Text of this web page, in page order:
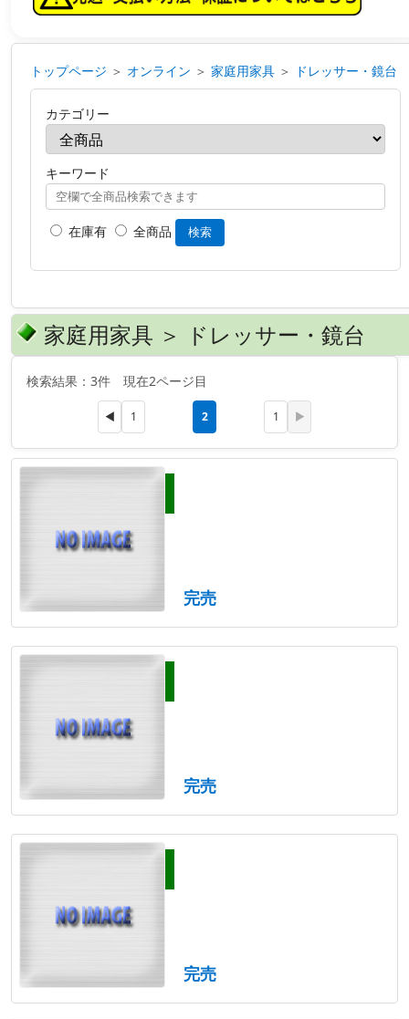
トップページ ＞ オンライン ＞ 家庭用家具 ＞ ドレッサー・鏡台
カテゴリー
キーワード
在庫有 全商品 検索
家庭用家具 ＞ ドレッサー・鏡台
検索結果：3件 現在2ページ目
◀ 1 2 1 ▶
完売
完売
完売